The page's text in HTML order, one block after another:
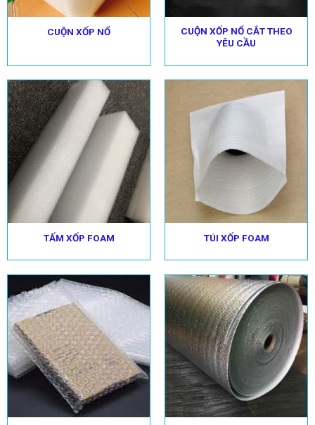
CUỘN XỐP NỔ
CUỘN XỐP NỔ CẮT THEO
YÊU CẦU
TẤM XỐP FOAM TÚI XỐP FOAM